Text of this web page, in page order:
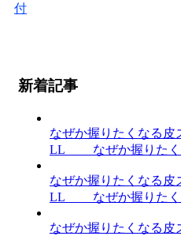
付
新着記事
なぜか握りたくなる皮
LL なぜか握りたく
なぜか握りたくなる皮
LL なぜか握りたく
なぜか握りたくなる皮